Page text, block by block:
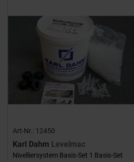
Art-Nr.: 12450
Karl Dahm Levelmac
Nivelliersystem Basis-Set 1 Basis-Set